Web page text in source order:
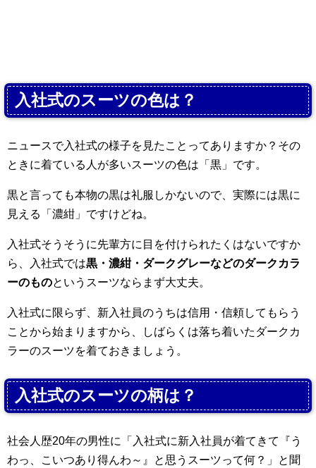
入社式のスーツの色は？
ニュースで入社式の様子を見たことってありますか？その
ときに着ている人が多いスーツの色は「黒」です。
黒と言っても本物の黒は礼服しかないので、実際には黒に
見える「濃紺」ですけどね。
入社式そうそうに先輩方に目を付けられたくはないですか
ら、入社式では黒・濃紺・ダークグレーなどのダークカラ
ーのものというスーツならまず大丈夫。
入社式に限らず、新入社員のうちは信用・信頼してもらう
ことから始まりますから、しばらくは落ち着いたダークカ
ラーのスーツを着ておきましょう。
入社式のスーツの柄は？
社会人歴20年の男性に「入社式に新入社員が着てきて『う
わっ、こいつあり得んわ～』と思うスーツって何？」と聞